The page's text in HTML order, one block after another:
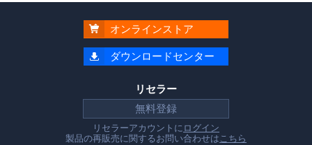
 オンラインストア
 ダウンロードセンター
リセラー
無料登録
リセラーアカウントにログイン
製品の再販売に関するお問い合わせはこちら